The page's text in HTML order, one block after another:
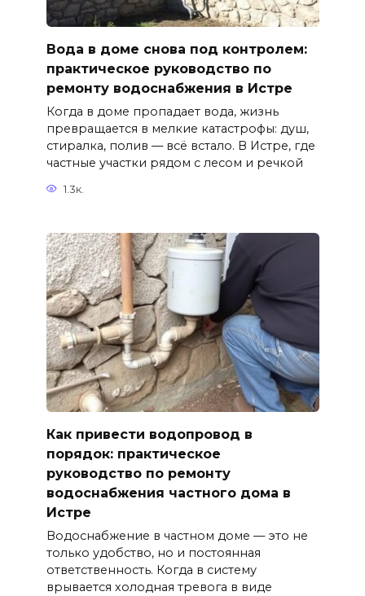
Вода в доме снова под контролем:
практическое руководство по
ремонту водоснабжения в Истре
Когда в доме пропадает вода, жизнь
превращается в мелкие катастрофы: душ,
стиралка, полив — всё встало. В Истре, где
частные участки рядом с лесом и речкой
1.3к.
Как привести водопровод в
порядок: практическое
руководство по ремонту
водоснабжения частного дома в
Истре
Водоснабжение в частном доме — это не
только удобство, но и постоянная
ответственность. Когда в систему
врывается холодная тревога в виде